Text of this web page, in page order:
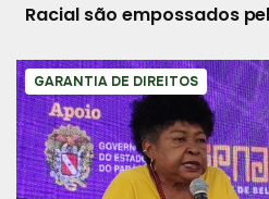
Racial são empossados
GARANTIA DE DIREITOS